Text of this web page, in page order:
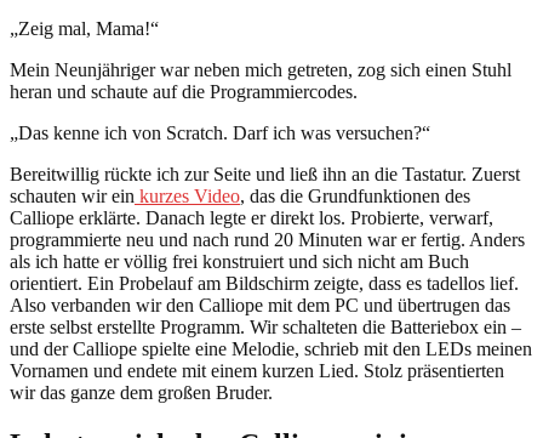
„Zeig mal, Mama!“
Mein Neunjähriger war neben mich getreten, zog sich einen Stuhl
heran und schaute auf die Programmiercodes.
„Das kenne ich von Scratch. Darf ich was versuchen?“
Bereitwillig rückte ich zur Seite und ließ ihn an die Tastatur. Zuerst
schauten wir ein kurzes Video, das die Grundfunktionen des
Calliope erklärte. Danach legte er direkt los. Probierte, verwarf,
programmierte neu und nach rund 20 Minuten war er fertig. Anders
als ich hatte er völlig frei konstruiert und sich nicht am Buch
orientiert. Ein Probelauf am Bildschirm zeigte, dass es tadellos lief.
Also verbanden wir den Calliope mit dem PC und übertrugen das
erste selbst erstellte Programm. Wir schalteten die Batteriebox ein –
und der Calliope spielte eine Melodie, schrieb mit den LEDs meinen
Vornamen und endete mit einem kurzen Lied. Stolz präsentierten
wir das ganze dem großen Bruder.